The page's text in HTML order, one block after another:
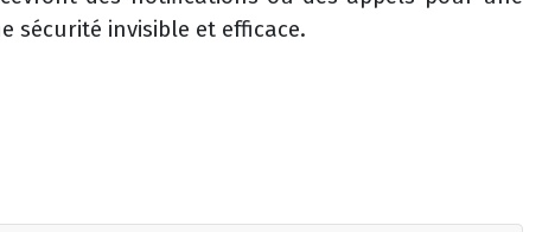
invisible et efficace.